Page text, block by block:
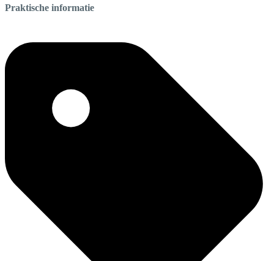
Praktische informatie